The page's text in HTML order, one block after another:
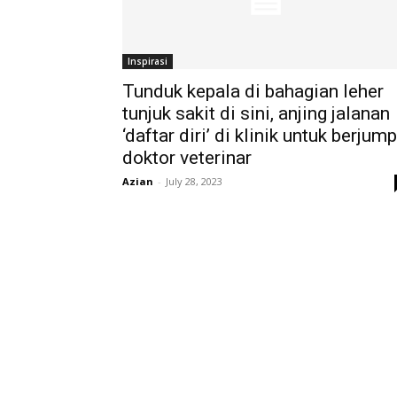
Inspirasi
Tunduk kepala di bahagian leher
tunjuk sakit di sini, anjing jalanan
‘daftar diri’ di klinik untuk
doktor veterinar
Azian - July 28, 2023